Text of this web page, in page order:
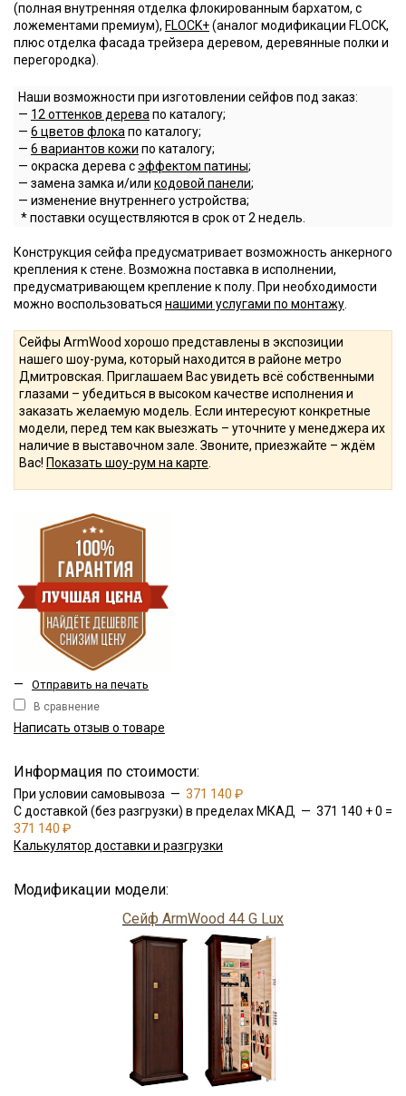
(полная внутренняя отделка флокированным бархатом, с
ложементами премиум), FLOCK+(аналог модификации FLOCK,
плюс отделка фасада трейзера деревом, деревянные полки и
перегородка).
Наши возможности при изготовлении сейфов под заказ:
— 12 оттенков дерева по каталогу;
— 6 цветов флока по каталогу;
— 6 вариантов кожи по каталогу;
— окраска дерева сэффектом патины;
— замена замка и/или кодовой панели;
— изменение внутреннего устройства;
* поставки осуществляются в срок от 2 недель.
Конструкция сейфа предусматривает возможность анкерного
крепления к стене. Возможна поставка в исполнении,
предусматривающем крепление к полу. При необходимости
можно воспользоваться нашими услугами по монтажу
Сейфы ArmWood хорошо представлены в экспозиции
нашего шоу-рума, который находится в районе метро
Дмитровская. Приглашаем Вас увидеть всё собственными
глазами – убедиться в высоком качестве исполнения и
заказать желаемую модель. Если интересуют конкретные
модели, перед тем как выезжать – уточните у менеджера их
наличие в выставочном зале. Звоните, приезжайте – ждём
Вас! Показать шоу-рум на карте
— Отправить на печать
В сравнение
Написать отзыв о товаре
Информация по стоимости:
При условии самовывоза — 371 140 ₽
С доставкой (без разгрузки) в пределах МКАД — 371 140 + 0 =
371 140 ₽
Калькулятор доставки и разгрузки
Модификации модели:
Сейф ArmWood 44 G Lux